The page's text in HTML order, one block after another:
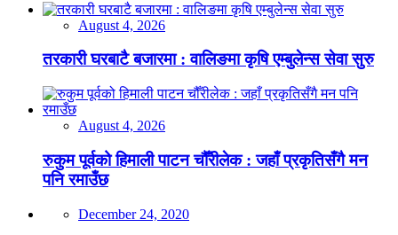
August 4, 2026
तरकारी घरबाटै बजारमा : वालिङमा कृषि एम्बुलेन्स सेवा सुरु
August 4, 2026
रुकुम पूर्वको हिमाली पाटन चौँरीलेक : जहाँ प्रकृतिसँगै मन
पनि रमाउँछ
December 24, 2020